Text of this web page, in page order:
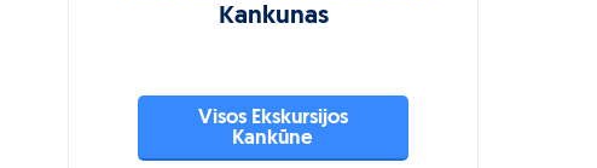
Kankunas
Visos Ekskursijos
Kankūne